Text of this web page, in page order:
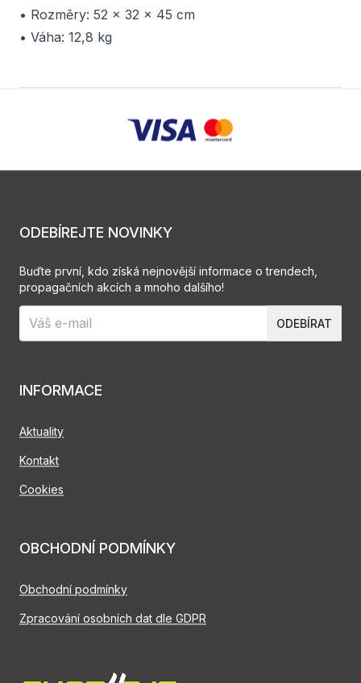
• Rozměry: 52 x 32 x 45 cm
• Váha: 12,8 kg
INFORMACE
Aktuality
Kontakt
Cookies
OBCHODNÍ PODMÍNKY
Obchodní podmínky
Zpracování osobních dat dle GDPR
ODEBÍREJTE NOVINKY
Buďte první, kdo získá nejnovější informace o trendech,
propagačních akcích a mnoho dalšího!
ODEBÍRAT